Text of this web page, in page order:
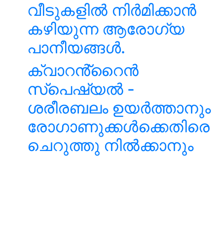
വീടുകളിൽ നിർമിക്കാൻ
കഴിയുന്ന ആരോഗ്യ
പാനീയങ്ങൾ.
ക്വാറൻ്റൈൻ
സ്പെഷ്യൽ -
ശരീരബലം ഉയർത്താനും
രോഗാണുക്കൾക്കെതിരെ
ചെറുത്തു നിൽക്കാനും